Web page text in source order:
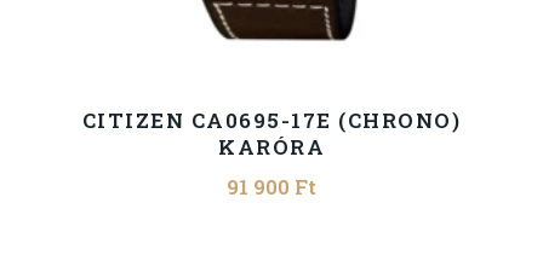
CITIZEN CA0695-17E (CHRONO)
KARÓRA
91 900 Ft